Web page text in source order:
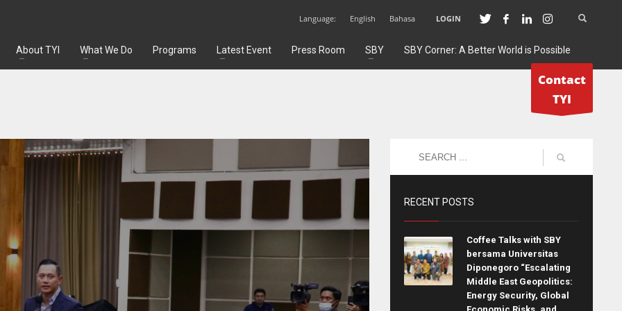
Language: English Bahasa LOGIN
About TYI What We Do Programs Latest Event Press Room SBY SBY Corner: A Better World is Possible
Contact
TYI
RECENT POSTS
Coffee Talks with SBY
bersama Universitas
Diponegoro “Escalating
Middle East Geopolitics:
Energy Security, Global